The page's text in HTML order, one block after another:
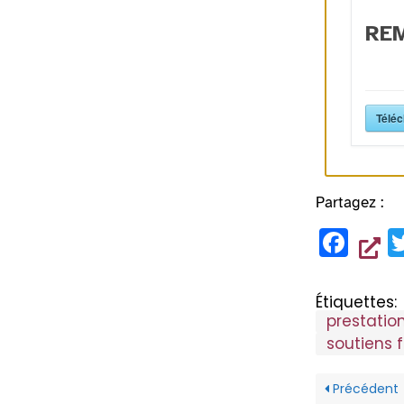
Partagez :
F
c
e
b
o
Étiquettes:
soutiens
Précédent